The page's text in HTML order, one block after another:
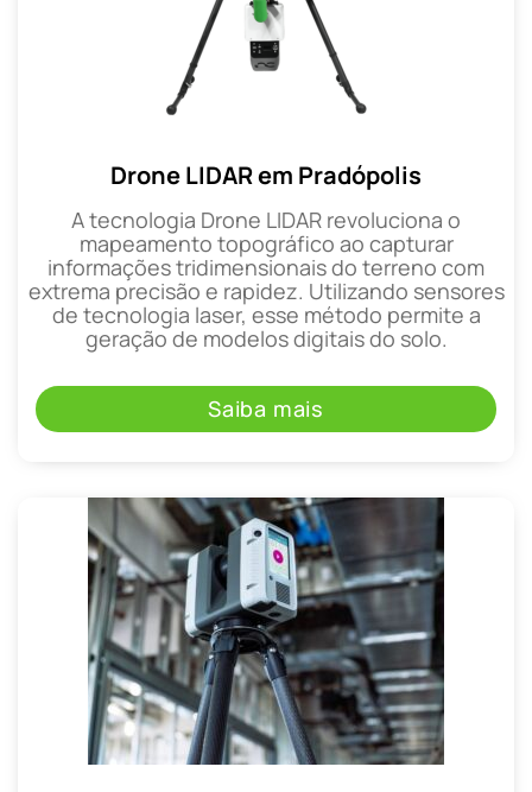
Drone LIDAR em Pradópolis
A tecnologia Drone LIDAR revoluciona o
mapeamento topográfico ao capturar
informações tridimensionais do terreno com
extrema precisão e rapidez. Utilizando sensores
de tecnologia laser, esse método permite a
geração de modelos digitais do solo.
Saiba mais